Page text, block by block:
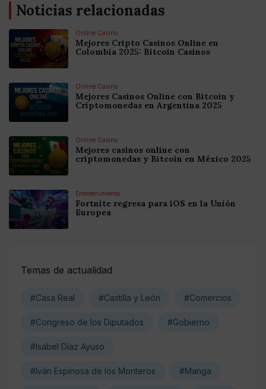
Noticias relacionadas
Online Casino
Mejores Cripto Casinos Online en
Colombia 2025: Bitcoin Casinos
Online Casino
Mejores Casinos Online con Bitcoin y
Criptomonedas en Argentina 2025
Online Casino
Mejores casinos online con
criptomonedas y Bitcoin en México 2025
Entretenimiento
Fortnite regresa para iOS en la Unión
Europea
Temas de actualidad
#Casa Real #Castilla y León #Comercios
#Congreso de los Diputados #Gobierno
#Isabel Díaz Ayuso
#Iván Espinosa de los Monteros #Manga